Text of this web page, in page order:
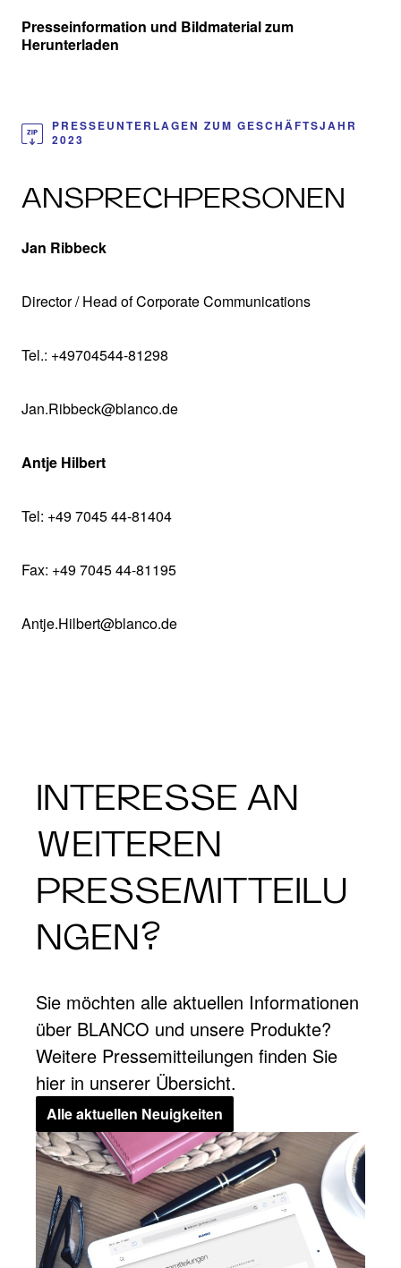
Presseinformation und Bildmaterial zum
Herunterladen
PRESSEUNTERLAGEN ZUM GESCHÄFTSJAHR
2023
ANSPRECHPERSONEN
Jan Ribbeck
Director / Head of Corporate Communications
Tel.: +49704544-81298
Jan.Ribbeck@blanco.de
Antje Hilbert
Tel: +49 7045 44-81404
Fax: +49 7045 44-81195
Antje.Hilbert@blanco.de
INTERESSE AN
WEITEREN
PRESSEMITTEILU
NGEN?
Sie möchten alle aktuellen Informationen
über BLANCO und unsere Produkte?
Weitere Pressemitteilungen finden Sie
hier in unserer Übersicht.
Alle aktuellen Neuigkeiten